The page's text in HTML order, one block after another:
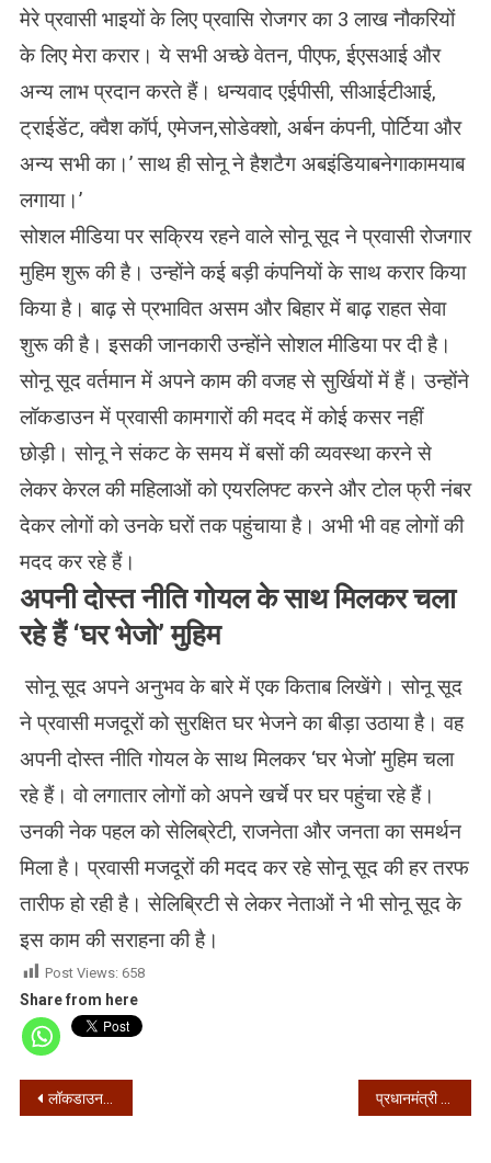
मेरे प्रवासी भाइयों के लिए प्रवासि रोजगर का 3 लाख नौकरियों
के लिए मेरा करार। ये सभी अच्छे वेतन, पीएफ, ईएसआई और
अन्य लाभ प्रदान करते हैं। धन्यवाद एईपीसी, सीआईटीआई,
ट्राईडेंट, क्वैश कॉर्प, एमेजन,सोडेक्शो, अर्बन कंपनी, पोर्टिया और
अन्य सभी का।’ साथ ही सोनू ने हैशटैग अबइंडियाबनेगाकामयाब
लगाया।’
सोशल मीडिया पर सक्रिय रहने वाले सोनू सूद ने प्रवासी रोजगार
मुहिम शुरू की है। उन्होंने कई बड़ी कंपनियों के साथ करार किया
किया है। बाढ़ से प्रभावित असम और बिहार में बाढ़ राहत सेवा
शुरू की है। इसकी जानकारी उन्होंने सोशल मीडिया पर दी है।
सोनू सूद वर्तमान में अपने काम की वजह से सुर्खियों में हैं। उन्होंने
लॉकडाउन में प्रवासी कामगारों की मदद में कोई कसर नहीं
छोड़ी। सोनू ने संकट के समय में बसों की व्यवस्था करने से
लेकर केरल की महिलाओं को एयरलिफ्ट करने और टोल फ्री नंबर
देकर लोगों को उनके घरों तक पहुंचाया है। अभी भी वह लोगों की
मदद कर रहे हैं।
अपनी दोस्त नीति गोयल के साथ मिलकर चला
रहे हैं ‘घर भेजो’ मुहिम
सोनू सूद अपने अनुभव के बारे में एक किताब लिखेंगे। सोनू सूद
ने प्रवासी मजदूरों को सुरक्षित घर भेजने का बीड़ा उठाया है। वह
अपनी दोस्त नीति गोयल के साथ मिलकर ‘घर भेजो’ मुहिम चला
रहे हैं। वो लगातार लोगों को अपने खर्चे पर घर पहुंचा रहे हैं।
उनकी नेक पहल को सेलिब्रेटी, राजनेता और जनता का समर्थन
मिला है। प्रवासी मजदूरों की मदद कर रहे सोनू सूद की हर तरफ
तारीफ हो रही है। सेलिब्रिटी से लेकर नेताओं ने भी सोनू सूद के
इस काम की सराहना की है।
Post Views: 658
Share from here
Post
लॉकडाउन के दौरान कोलकाता में बंद रहेगी हवाई जहाजों की उड़ान